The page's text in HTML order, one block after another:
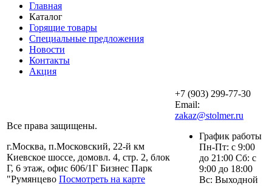
Главная
Каталог
Горящие товары
Специальные предложения
Новости
Контакты
Акция
Все права защищены.
г.Москва, п.Московский, 22-й км
Киевское шоссе, домовл. 4, стр. 2, блок
Г, 6 этаж, офис 606/1Г Бизнес Парк
"Румянцево Посмотреть на карте
+7 (903) 299-77-30
Email:
zakaz@stolmer.ru
График работы
Пн-Пт: с 9:00
до 21:00 Сб: с
9:00 до 18:00
Вс: Выходной